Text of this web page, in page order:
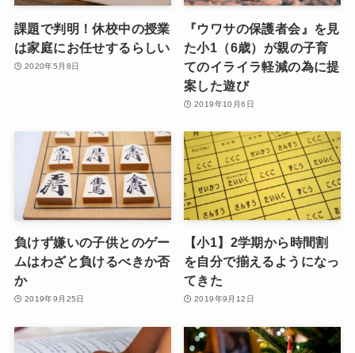
課題で判明！休校中の授業
は家庭にお任せするらしい
2020年5月8日
『ウワサの保護者会』を見
た小1（6歳）が親の子育
てのイライラ軽減の為に提
案した遊び
2019年10月6日
負けず嫌いの子供とのゲー
ムはわざと負けるべきか否
か
2019年9月25日
【小1】2学期から時間割
を自分で揃えるようになっ
てきた
2019年9月12日